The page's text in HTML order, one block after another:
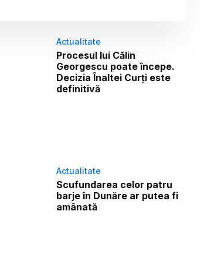
Actualitate
Procesul lui Călin
Georgescu poate începe.
Decizia Înaltei Curți este
definitivă
Actualitate
Scufundarea celor patru
barje în Dunăre ar putea fi
amânată